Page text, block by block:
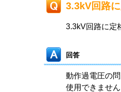
3.3kV回路
3.3kV回路に定
回答
動作過電圧の
使用できませ